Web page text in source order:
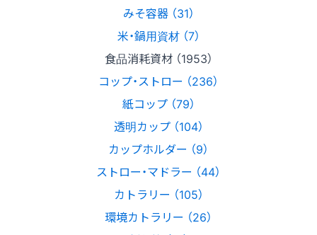
みそ容器 （31）
米・鍋用資材 （7）
食品消耗資材 （1953）
コップ・ストロー （236）
紙コップ （79）
透明カップ （104）
カップホルダー （9）
ストロー・マドラー （44）
カトラリー （105）
環境カトラリー （26）